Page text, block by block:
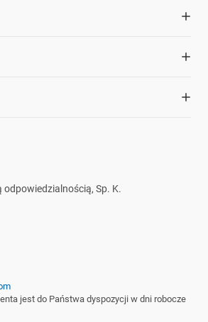
odpowiedzialnością, Sp. K.
jest do Państwa dyspozycji w dni robocze